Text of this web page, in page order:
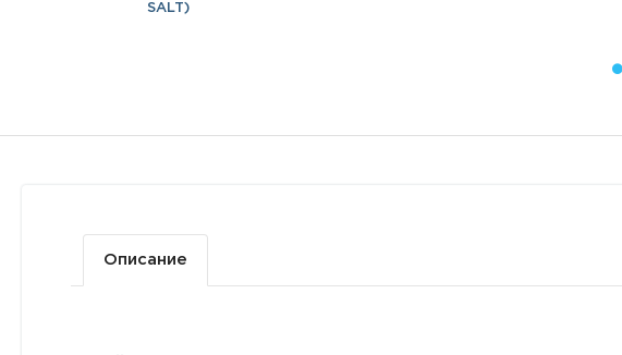
SALT)
Описание